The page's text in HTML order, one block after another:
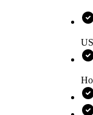
Het
gebruik
Design
De
in vier